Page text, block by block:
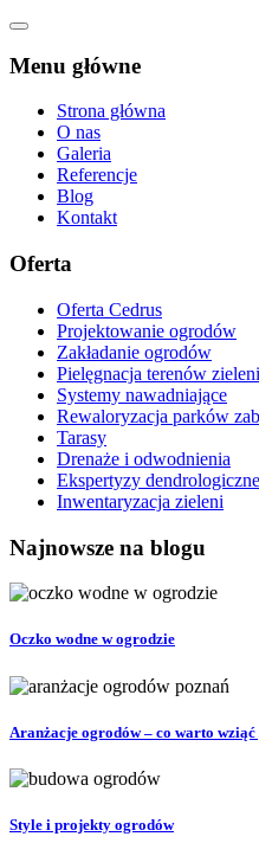
Menu główne
Strona główna
O nas
Galeria
Referencje
Blog
Kontakt
Oferta
Oferta Cedrus
Projektowanie ogrodów
Zakładanie ogrodów
Pielęgnacja terenów zieleni
Systemy nawadniające
Rewaloryzacja parków
Tarasy
Drenaże i odwodnienia
Ekspertyzy dendrologiczne
Inwentaryzacja zieleni
Najnowsze na blogu
Oczko wodne w ogrodzie
Aranżacje ogrodów – co warto wziąć
Style i projekty ogrodów